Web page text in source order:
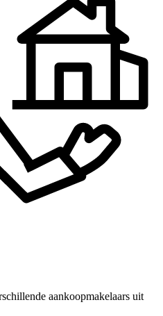
aankoopmakelaars uit